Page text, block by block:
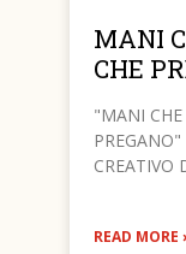
MANI
CHE
"MANI
PREGANO"
CREATIVO
READ MORE